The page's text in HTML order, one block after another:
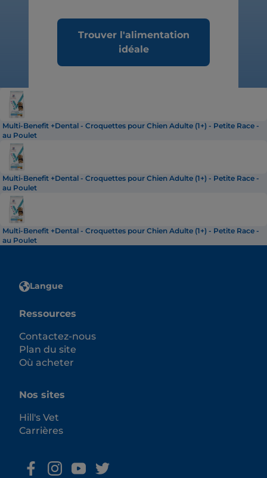
Trouver l'alimentation
idéale
Multi-Benefit +Dental - Croquettes pour Chien Adulte (1+) - Petite Race -
au Poulet
Multi-Benefit +Dental - Croquettes pour Chien Adulte (1+) - Petite Race -
au Poulet
Multi-Benefit +Dental - Croquettes pour Chien Adulte (1+) - Petite Race -
au Poulet
Langue
Ressources
Contactez-nous
Plan du site
Où acheter
Nos sites
Hill's Vet
Carrières